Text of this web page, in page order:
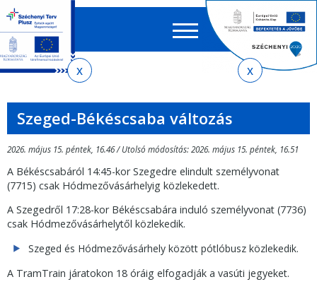
menetrendkeresőhöz
almenühöz
tartalomra
oldaltérképre
EN HU
űrlap
Szeged-Békéscsaba változás
2026. május 15. péntek, 16.46 / Utolsó módosítás: 2026. május 15. péntek, 16.51
A Békéscsabáról 14:45-kor Szegedre elindult személyvonat
(7715) csak Hódmezővásárhelyig közlekedett.
A Szegedről 17:28-kor Békéscsabára induló személyvonat (7736)
csak Hódmezővásárhelytől közlekedik.
Szeged és Hódmezővásárhely között pótlóbusz közlekedik.
A TramTrain járatokon 18 óráig elfogadják a vasúti jegyeket.